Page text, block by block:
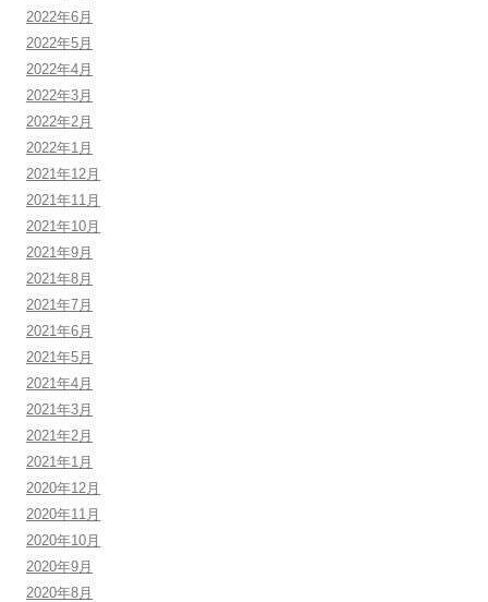
2022年6月
2022年5月
2022年4月
2022年3月
2022年2月
2022年1月
2021年12月
2021年11月
2021年10月
2021年9月
2021年8月
2021年7月
2021年6月
2021年5月
2021年4月
2021年3月
2021年2月
2021年1月
2020年12月
2020年11月
2020年10月
2020年9月
2020年8月